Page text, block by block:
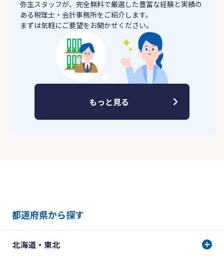
弥生スタッフが、完全無料で厳選した豊富な経験と実績の
ある税理士・会計事務所をご紹介します。
まずは気軽にご要望をお聞かせください。
もっと見る
都道府県から探す
北海道・東北